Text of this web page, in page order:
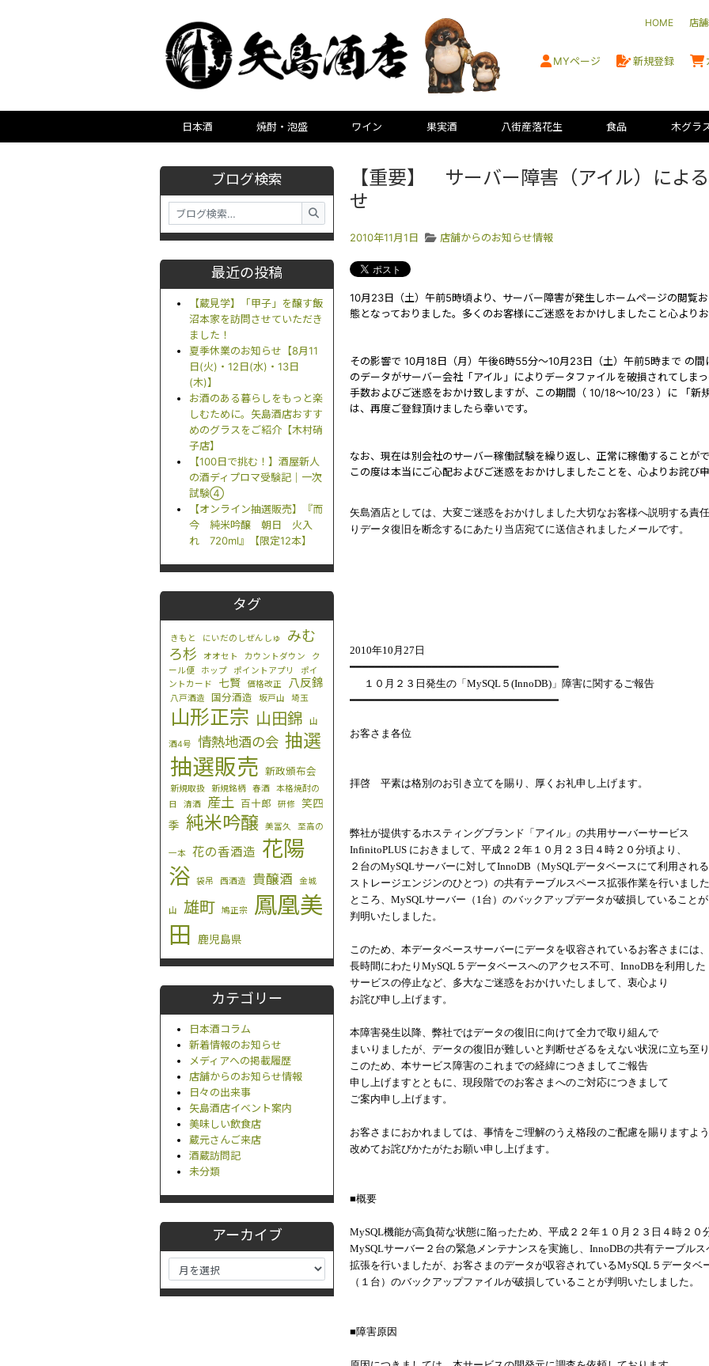
HOME 店
MYページ 新規登録
日本酒 焼酎・泡盛 ワイン 果実酒 八街産落花生 食品 木グラ
ブログ検索
最近の投稿
【蔵見学】「甲子」を醸す飯
沼本家を訪問させていただき
ました！
夏季休業のお知らせ【8月11
日(火)・12日(水)・13日
(木)】
お酒のある暮らしをもっと楽
しむために。矢島酒店おすす
めのグラスをご紹介【木村硝
子店】
【100日で挑む！】酒屋新人
の酒ディプロマ受験記｜一次
試験④
【オンライン抽選販売】『而
今 純米吟醸 朝日 火入
れ 720ml』【限定12本】
タグ
きもと にいだのしぜんしゅ
みむ
ろ杉
オオセト カウントダウン
ク
ール便
ホップ ポイントアプリ
ポイ
ントカード
七賢 価格改正 八反錦
八戸酒造 国分酒造 坂戸山 埼玉
山形正宗 山田錦 山
酒4号 情熱地酒の会 抽選
抽選販売 新政頒布会
新規取扱 新規銘柄 春酒
本格焼酎の
日
清酒 産土 百十郎 研修
笑四
季 純米吟醸 美冨久 至高の
一本 花の香酒造 花陽
浴
袋吊 西酒造 貴醸酒 金城
山 雄町 鳩正宗
鳳凰美
田
鹿児島県
カテゴリー
日本酒コラム
新着情報のお知らせ
メディアへの掲載履歴
店舗からのお知らせ情報
日々の出来事
矢島酒店イベント案内
美味しい飲食店
蔵元さんご来店
酒蔵訪問記
未分類
アーカイブ
【重要】 サーバー障害（アイル）によ
せ
2010年11月1日 店舗からのお知らせ情報
10月23日（土）午前5時頃より、サーバー障害が発生しホームページの閲覧
態となっておりました。多くのお客様にご迷惑をおかけしましたこと心よりお
その影響で 10月18日（月）午後6時55分～10月23日（土）午前5時まで の
のデータがサーバー会社「アイル」によりデータファイルを破損されてしま
手数およびご迷惑をおかけ致しますが、この期間（ 10/18～10/23 ）に 「新
は、再度ご登録頂けましたら幸いです。
なお、現在は別会社のサーバー稼働試験を繰り返し、正常に稼働することが
この度は本当にご心配およびご迷惑をおかけしましたことを、心よりお詫び申
矢島酒店としては、大変ご迷惑をおかけしました大切なお客様へ説明する責
りデータ復旧を断念するにあたり当店宛てに送信されましたメールです。
2010年10 月 27 日
━━━━━━━━━━━━━━━━━━━━━━━━━━━━━━━━━
１０月２３日発生の「 MySQL ５ (InnoDB) 」障害に関するご報告
━━━━━━━━━━━━━━━━━━━━━━━━━━━━━━━━━
お客さま各位
拝啓 平素は格別のお引き立てを賜り、厚くお礼申し上げます。
弊社が提供するホスティングブランド「アイル」の共用サーバーサービス
InfinitoPLUS におきまして、平成２２年１０月２３日４時２０分頃より、
２台のMySQLサーバーに対してInnoDB （MySQLデータベースにて利用される
ストレージエンジンのひとつ）の共有テーブルスペース拡張作業を行いました
ところ、 MySQLサーバー（ 1台）のバックアップデータが破損していることが
判明いたしました。
このため、本データベースサーバーにデータを収容されているお客さまには、
長時間にわたり MySQL ５データベースへのアクセス不可、 InnoDBを利用した
サービスの停止など、多大なご迷惑をおかけいたしまして、衷心より
お詫び申し上げます。
本障害発生以降、弊社ではデータの復旧に向けて全力で取り組んで
まいりましたが、データの復旧が難しいと判断せざるをえない状況に立ち至り
このため、本サービス障害のこれまでの経緯につきましてご報告
申し上げますとともに、現段階でのお客さまへのご対応につきまして
ご案内申し上げます。
お客さまにおかれましては、事情をご理解のうえ格段のご配慮を賜りますよう
改めてお詫びかたがたお願い申し上げます。
■概要
MySQL機能が高負荷な状態に陥ったため、平成２２年１０月２３日４時２０
MySQLサーバー２台の緊急メンテナンスを実施し、 InnoDBの共有テーブルス
拡張を行いましたが、お客さまのデータが収容されているMySQL ５データベ
（１台）のバックアップファイルが破損していることが判明いたしました。
■障害原因